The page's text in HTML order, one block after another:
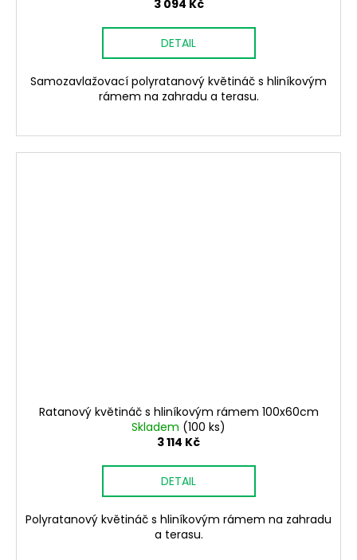
3 094 Kč
DETAIL
Samozavlažovací polyratanový květináč s hliníkovým
rámem na zahradu a terasu.
Ratanový květináč s hliníkovým rámem 100x60cm
Skladem (100 ks)
3 114 Kč
DETAIL
Polyratanový květináč s hliníkovým rámem na zahradu
a terasu.